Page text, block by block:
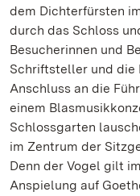
dem Dichterfürsten
durch das Schloss
Besucherinnen und
Schriftsteller und die
Anschluss an die
einem
Schlossgarten
im Zentrum der
Denn der Vogel gilt
Anspielung auf